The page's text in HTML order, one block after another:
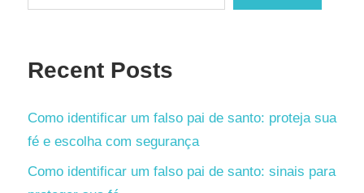
Recent Posts
Como identificar um falso pai de santo: proteja sua
fé e escolha com segurança
Como identificar um falso pai de santo: sinais para